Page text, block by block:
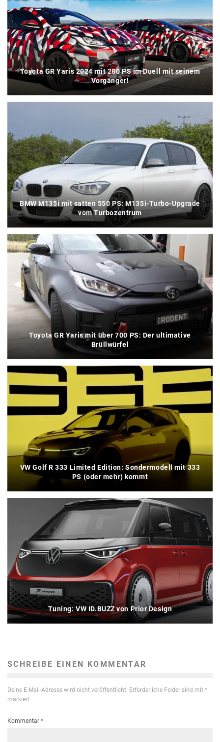
Toyota GR Yaris 2024 mit 280 PS im Duell mit seinem
Vorgänger!
BMW M135i mit satten 550 PS: M135i-Turbo-Upgrade
vom Turbozentrum
Toyota GR Yaris mit über 700 PS: Der ultimative
Brüllwürfel
VW Golf R 333 Limited Edition: Sondermodell mit 333
PS (oder mehr) kommt
Tuning: VW ID.BUZZ von Prior Design
SCHREIBE EINEN KOMMENTAR
Deine E-Mail-Adresse wird nicht veröffentlicht. Erforderliche Felder sind mit *
markiert
Kommentar *